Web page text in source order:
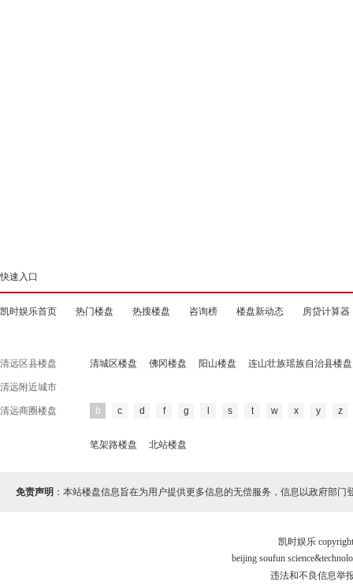
快速入口
凯时娱乐首页 热门楼盘 热搜楼盘 咨询榜 楼盘新动态 房贷计算器
清远区县楼盘 清城区楼盘 佛冈楼盘 阳山楼盘 连山壮族瑶族自治县楼盘
清远附近城市
清远商圈楼盘 b c d f g s t w x y z
笔架路楼盘 北站楼盘
免责声明 ：本站楼盘信息旨在为用户提供更多信息的无偿服务，信息以政府部门
凯时娱乐
beijing soufun
违法和不良信息举